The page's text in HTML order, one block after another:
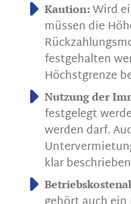
Kaution:Wird
müssen die
festgehalten
Höchstgrenze
Nutzung der
festgelegt
werden darf.
klar